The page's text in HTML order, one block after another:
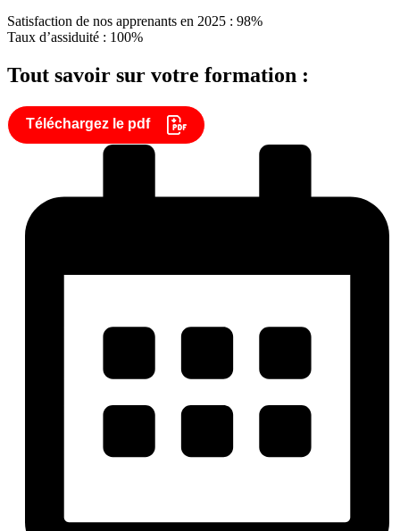
Satisfaction de nos apprenants en 2025 : 98%
Taux d’assiduité : 100%
Tout savoir sur votre formation :
Téléchargez le pdf